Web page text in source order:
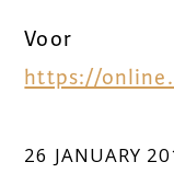
Voor
https://
26 JANUARY